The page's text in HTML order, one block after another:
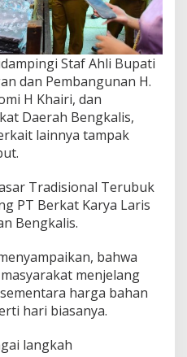
Staf Ahli Bupati
dan Pembangunan H.
H Khairi, dan
Daerah Bengkalis,
lainnya tampak
Tradisional Terubuk
PT Berkat Karya Laris
Bengkalis.
bahwa
menjelang
harga bahan
hari biasanya.
langkah